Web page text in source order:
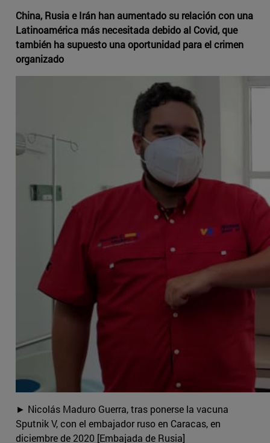
China, Rusia e Irán han aumentado su relación con una
Latinoamérica más necesitada debido al Covid, que
también ha supuesto una oportunidad para el crimen
organizado
► Nicolás Maduro Guerra, tras ponerse la vacuna
Sputnik V, con el embajador ruso en Caracas, en
diciembre de 2020 [Embajada de Rusia]